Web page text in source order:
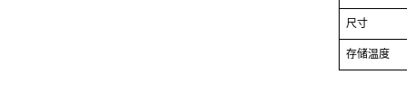
尺寸
存储温度